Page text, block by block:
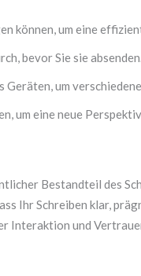
können, um eine
bevor Sie sie
Geräten, um
um eine neue
Bestandteil des
Ihr Schreiben klar,
Interaktion und